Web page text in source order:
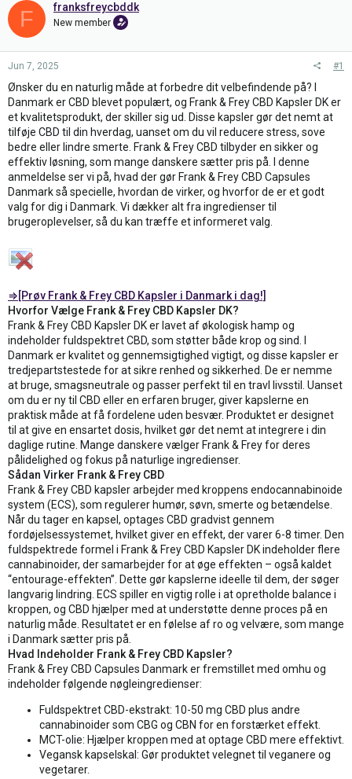
F franksfreycbddk
New member
Jun 7, 2025 #1
Ønsker du en naturlig måde at forbedre dit velbefindende på? I
Danmark er CBD blevet populært, og Frank & Frey CBD Kapsler DK er
et kvalitetsprodukt, der skiller sig ud. Disse kapsler gør det nemt at
tilføje CBD til din hverdag, uanset om du vil reducere stress, sove
bedre eller lindre smerte. Frank & Frey CBD tilbyder en sikker og
effektiv løsning, som mange danskere sætter pris på. I denne
anmeldelse ser vi på, hvad der gør Frank & Frey CBD Capsules
Danmark så specielle, hvordan de virker, og hvorfor de er et godt
valg for dig i Danmark. Vi dækker alt fra ingredienser til
brugeroplevelser, så du kan træffe et informeret valg.
⇒[Prøv Frank & Frey CBD Kapsler i Danmark i dag!]
Hvorfor Vælge Frank & Frey CBD Kapsler DK?
Frank & Frey CBD Kapsler DK er lavet af økologisk hamp og
indeholder fuldspektret CBD, som støtter både krop og sind. I
Danmark er kvalitet og gennemsigtighed vigtigt, og disse kapsler er
tredjepartstestede for at sikre renhed og sikkerhed. De er nemme
at bruge, smagsneutrale og passer perfekt til en travl livsstil. Uanset
om du er ny til CBD eller en erfaren bruger, giver kapslerne en
praktisk måde at få fordelene uden besvær. Produktet er designet
til at give en ensartet dosis, hvilket gør det nemt at integrere i din
daglige rutine. Mange danskere vælger Frank & Frey for deres
pålidelighed og fokus på naturlige ingredienser.
Sådan Virker Frank & Frey CBD
Frank & Frey CBD kapsler arbejder med kroppens endocannabinoide
system (ECS), som regulerer humør, søvn, smerte og betændelse.
Når du tager en kapsel, optages CBD gradvist gennem
fordøjelsessystemet, hvilket giver en effekt, der varer 6-8 timer. Den
fuldspektrede formel i Frank & Frey CBD Kapsler DK indeholder flere
cannabinoider, der samarbejder for at øge effekten – også kaldet
“entourage-effekten”. Dette gør kapslerne ideelle til dem, der søger
langvarig lindring. ECS spiller en vigtig rolle i at opretholde balance i
kroppen, og CBD hjælper med at understøtte denne proces på en
naturlig måde. Resultatet er en følelse af ro og velvære, som mange
i Danmark sætter pris på.
Hvad Indeholder Frank & Frey CBD Kapsler?
Frank & Frey CBD Capsules Danmark er fremstillet med omhu og
indeholder følgende nøgleingredienser:
Fuldspektret CBD-ekstrakt: 10-50 mg CBD plus andre
cannabinoider som CBG og CBN for en forstærket effekt.
MCT-olie: Hjælper kroppen med at optage CBD mere effektivt.
Vegansk kapselskal: Gør produktet velegnet til veganere og
vegetarer.